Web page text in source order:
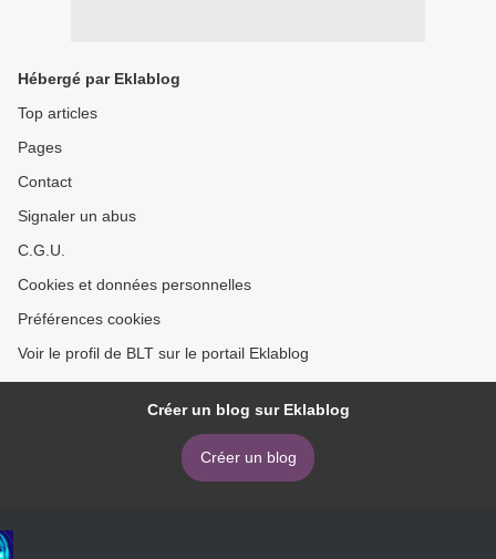
Hébergé par Eklablog
Top articles
Pages
Contact
Signaler un abus
C.G.U.
Cookies et données personnelles
Préférences cookies
Voir le profil de BLT sur le portail Eklablog
Créer un blog sur Eklablog
Créer un blog